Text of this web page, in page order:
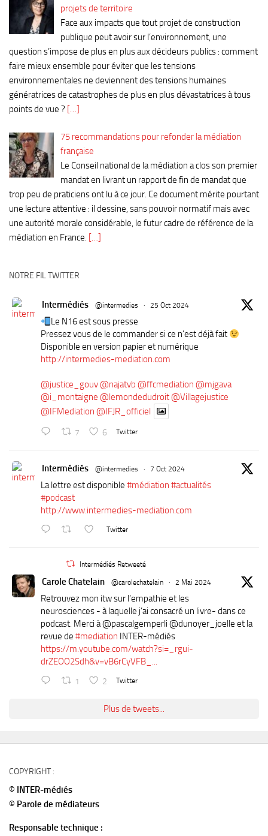
projets de territoire
Face aux impacts que tout projet de construction
publique peut avoir sur l’environnement, une
question s’impose de plus en plus aux décideurs publics : comment
faire mieux ensemble pour éviter que les tensions
environnementales ne deviennent des tensions humaines
génératrices de catastrophes de plus en plus dévastatrices à tous
points de vue ? […]
75 recommandations pour refonder la médiation
française
Le Conseil national de la médiation a clos son premier
mandat en livrant un rapport de fin de mandat que
trop peu de praticiens ont lu à ce jour. Ce document mérite pourtant
une lecture attentive : il dessine, sans pouvoir normatif mais avec
une autorité morale considérable, le futur cadre de référence de la
médiation en France. […]
NOTRE FIL TWITTER
Intermédiés @intermedies · 25 Oct 2024
Le N16 est sous presse
Pressez vous de le commander si ce n’est déjà fait
Disponible en version papier et numérique
http://intermedies-mediation.com
@justice_gouv@najatvb @ffcmediation @mjgava
@i_montaigne @lemondedudroit@Villagejustice
@IFMediation @IFJR_officiel
7 6 Twitter
Intermédiés @intermedies · 7 Oct 2024
La lettre est disponible #médiation #actualités
#podcast
http://www.intermedies-mediation.com
Twitter
Intermédiés Retweeté
Carole Chatelain @carolechatelain · 2 Mai 2024
Retrouvez mon itw sur l’empathie et les
neurosciences - à laquelle j’ai consacré un livre- dans ce
podcast. Merci à ⁦@pascalgemperli⁩ ⁦@dunoyer_joelle⁩ et la
revue de #mediation INTER-médiés
https://m.youtube.com/watch?si=_rgui-
drZEOO2Sdh&v=vB6rCyVFB_...
1 2 Twitter
Plus de tweets...
COPYRIGHT :
© INTER-médiés
© Parole de médiateurs
Responsable technique :